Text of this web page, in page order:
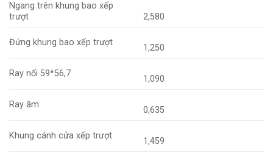
Ngang trên khung bao xếp
trượt
2,580
Đứng khung bao xếp trượt
1,250
Ray nổi 59*56,7
1,090
Ray âm
0,635
Khung cánh cửa xếp trượt
1,459